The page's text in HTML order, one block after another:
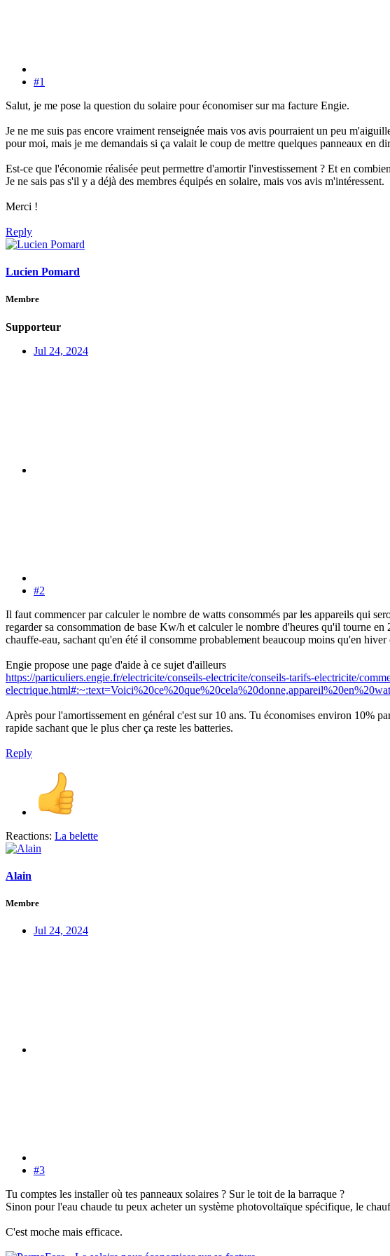
#1
Salut, je me pose la question du solaire pour économiser sur ma facture Engie.
Je ne me suis pas encore vraiment renseignée mais vos avis pourraient un peu
pour moi, mais je me demandais si ça valait le coup de mettre quelques panneaux en
Est-ce que l'économie réalisée peut permettre d'amortir l'investissement ? Et en
Je ne sais pas s'il y a déjà des membres équipés en solaire, mais vos avis m'intéressent.
Merci !
Reply
Lucien Pomard
Membre
Supporteur
Jul 24, 2024
#2
Il faut commencer par calculer le nombre de watts consommés par les appareils qui
regarder sa consommation de base Kw/h et calculer le nombre d'heures qu'il tourne
chauffe-eau, sachant qu'en été il consomme probablement beaucoup moins qu'en
Engie propose une page d'aide à ce sujet d'ailleurs
https://particuliers.engie.fr/electricite/conseils-electricite/conseils-tarifs-electricite/
Après pour l'amortissement en général c'est sur 10 ans. Tu économises environ 10%
rapide sachant que le plus cher ça reste les batteries.
Reply
Reactions: La belette
Alain
Membre
Jul 24, 2024
#3
Tu comptes les installer où tes panneaux solaires ? Sur le toit de la barraque ?
Sinon pour l'eau chaude tu peux acheter un système photovoltaïque spécifique, le
C'est moche mais efficace.